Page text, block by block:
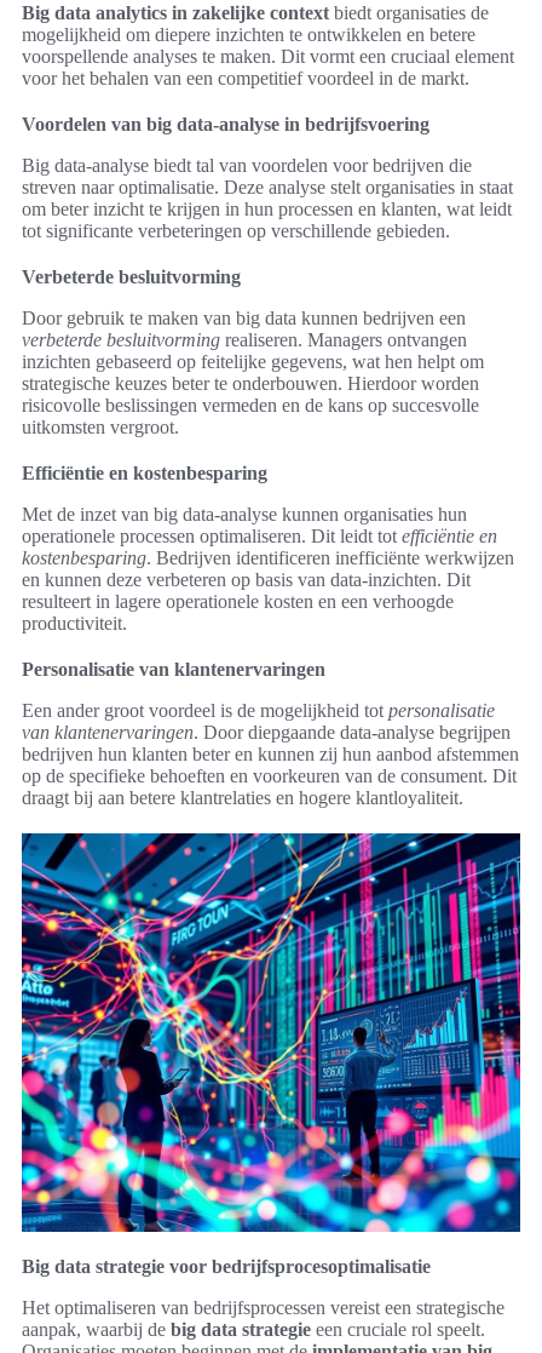
Big data analytics in zakelijke context biedt organisaties de
mogelijkheid om diepere inzichten te ontwikkelen en betere
voorspellende analyses te maken. Dit vormt een cruciaal element
voor het behalen van een competitief voordeel in de markt.
Voordelen van big data-analyse in bedrijfsvoering
Big data-analyse biedt tal van voordelen voor bedrijven die
streven naar optimalisatie. Deze analyse stelt organisaties in staat
om beter inzicht te krijgen in hun processen en klanten, wat leidt
tot significante verbeteringen op verschillende gebieden.
Verbeterde besluitvorming
Door gebruik te maken van big data kunnen bedrijven een
verbeterde besluitvorming realiseren. Managers ontvangen
inzichten gebaseerd op feitelijke gegevens, wat hen helpt om
strategische keuzes beter te onderbouwen. Hierdoor worden
risicovolle beslissingen vermeden en de kans op succesvolle
uitkomsten vergroot.
Efficiëntie en kostenbesparing
Met de inzet van big data-analyse kunnen organisaties hun
operationele processen optimaliseren. Dit leidt tot efficiëntie en
kostenbesparing. Bedrijven identificeren inefficiënte werkwijzen
en kunnen deze verbeteren op basis van data-inzichten. Dit
resulteert in lagere operationele kosten en een verhoogde
productiviteit.
Personalisatie van klantenervaringen
Een ander groot voordeel is de mogelijkheid tot personalisatie
van klantenervaringen. Door diepgaande data-analyse begrijpen
bedrijven hun klanten beter en kunnen zij hun aanbod afstemmen
op de specifieke behoeften en voorkeuren van de consument. Dit
draagt bij aan betere klantrelaties en hogere klantloyaliteit.
Big data strategie voor bedrijfsprocesoptimalisatie
Het optimaliseren van bedrijfsprocessen vereist een strategische
aanpak, waarbij de big data strategie een cruciale rol speelt.